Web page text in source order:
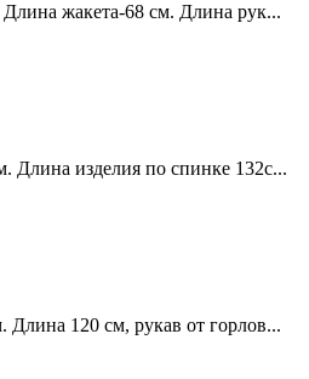
жакета-68 см. Длина рук...
Длина изделия по спинке 132с...
Длина 120 см, рукав от горлов...